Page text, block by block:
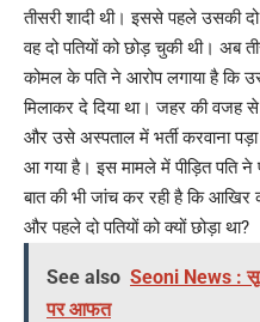
तीसरी शादी थी। इससे पहले उसकी
वह दो पतियों को छोड़ चुकी थी। अब
कोमल के पति ने आरोप लगाया है कि
मिलाकर दे दिया था। जहर की वजह
और उसे अस्पताल में भर्ती करवाना
आ गया है। इस मामले में पीड़ित पति
बात की भी जांच कर रही है कि आखिर
और पहले दो पतियों को क्यों छोड़ा था?
See also Seoni News :
पर आफत